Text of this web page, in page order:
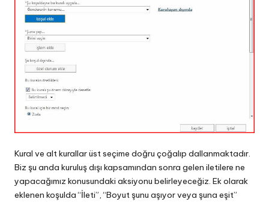
Kural ve alt kurallar üst seçime doğru çoğalıp dallanmaktadır.
Biz şu anda kuruluş dışı kapsamından sonra gelen iletilere ne
yapacağımız konusundaki aksiyonu belirleyeceğiz. Ek olarak
eklenen koşulda “İleti”, “Boyut şunu aşıyor veya şuna eşit”